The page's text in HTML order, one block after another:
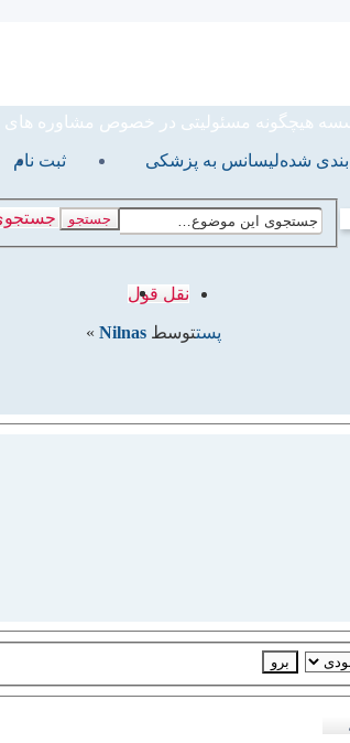
مسئولیتی در خصوص مشاوره های داده شده
ثبت نام شدهلیسانس به پزشکی
جستجو
نقل قول
پستتوسط Nilnas
»